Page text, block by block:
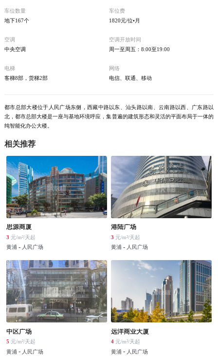
车位数量
地下167个
车位费
1820元/位•月
空调
中央空调
空调开放时间
周一至周五：8:00至19:00
电梯
客梯8部，货梯2部
网络
电信、联通、移动
都市总部大楼位于人民广场东侧，西藏中路以东、汕头路以南、云南路以西、广东路以
北，都市总部大楼是一座与基地环境呼应，集普遍的建筑形态和灵活的平面布局于一体的
纯智能化办公大楼。
相关推荐
思源商厦
3 元/m²/天起
黄浦 - 人民广场
港陆广场
3 元/m²/天起
黄浦 - 人民广场
中区广场
5 元/m²/天起
黄浦 - 人民广场
远洋商业大厦
4 元/m²/天起
黄浦 - 人民广场